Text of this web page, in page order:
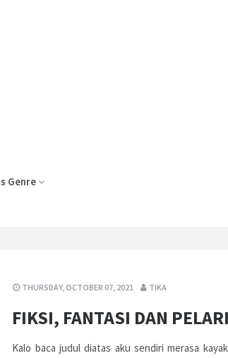
Genre
THURSDAY, OCTOBER 07, 2021 TIKA
FIKSI, FANTASI DAN
Kalo baca judul diatas aku sendiri merasa